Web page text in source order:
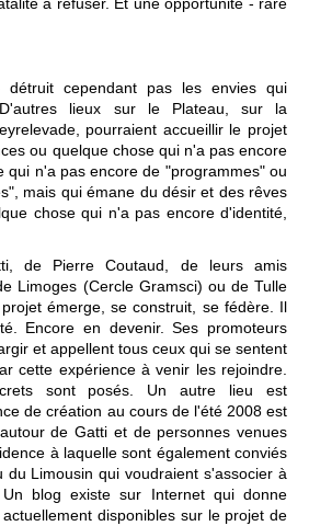
á refuser. Et une opportunité - rare
détruit cependant pas les envies qui
lieux sur le Plateau, sur la
pourraient accueillir le projet
ou quelque chose qui n'a pas encore
qui n'a pas encore de "programmes" ou
mais qui émane du désir et des rêves
chose qui n'a pas encore d'identité,
de Pierre Coutaud, de leurs amis
Limoges (Cercle Gramsci) ou de Tulle
émerge, se construit, se fédère. Il
Encore en devenir. Ses promoteurs
et appellent tous ceux qui se sentent
cette expérience à venir les rejoindre.
sont posés. Un autre lieu est
de création au cours de l'été 2008 est
de Gatti et de personnes venues
à laquelle sont également conviés
du Limousin qui voudraient s'associer à
blog existe sur Internet qui donne
disponibles sur le projet de